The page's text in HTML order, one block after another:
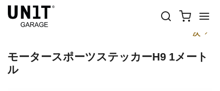
前
次
モータースポーツステッカーH9 1メート
ル